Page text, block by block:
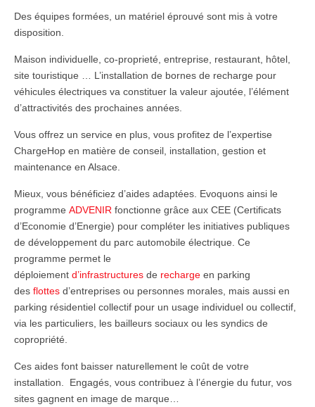
Des équipes formées, un matériel éprouvé sont mis à votre
disposition.
Maison individuelle, co-proprieté, entreprise, restaurant, hôtel,
site touristique … L’installation de bornes de recharge pour
véhicules électriques va constituer la valeur ajoutée, l’élément
d’attractivités des prochaines années.
Vous offrez un service en plus, vous profitez de l’expertise
ChargeHop en matière de conseil, installation, gestion et
maintenance en Alsace.
Mieux, vous bénéficiez d’aides adaptées. Evoquons ainsi le
programme ADVENIR fonctionne grâce aux CEE (Certificats
d’Economie d’Energie) pour compléter les initiatives publiques
de développement du parc automobile électrique. Ce
programme permet le
déploiement d’infrastructures de recharge en parking
des flottes d’entreprises ou personnes morales, mais aussi en
parking résidentiel collectif pour un usage individuel ou collectif,
via les particuliers, les bailleurs sociaux ou les syndics de
copropriété.
Ces aides font baisser naturellement le coût de votre
installation. Engagés, vous contribuez à l’énergie du futur, vos
sites gagnent en image de marque…